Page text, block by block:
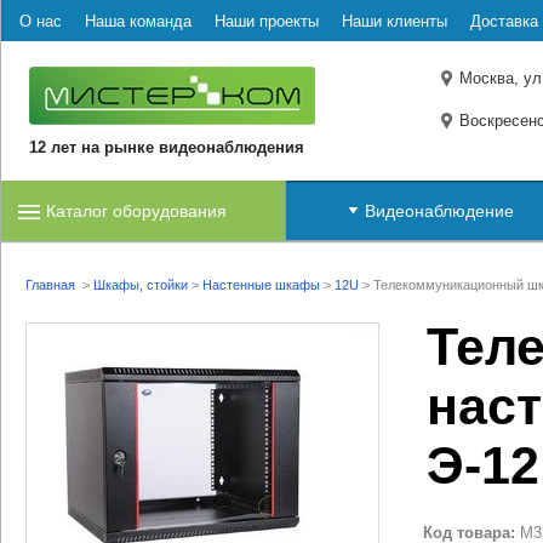
О нас Наша команда Наши проекты Наши клиенты Доставка
12 лет на рынке видеонаблюдения
Москва,
Каталог оборудования Видеонаблюдение
Главная > Шкафы, стойки > Настенные шкафы > 12U > Телекоммуникационный
Э-
Код товара: